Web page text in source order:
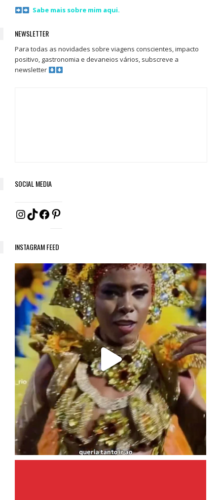
Sabe mais sobre mim aqui.
NEWSLETTER
Para todas as novidades sobre viagens conscientes, impacto
positivo, gastronomia e devaneios vários, subscreve a
newsletter
SOCIAL MEDIA
Instagram
TikTokFacebook
INSTAGRAM FEED